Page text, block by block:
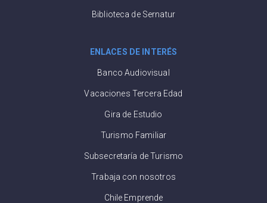
Biblioteca de Sernatur
ENLACES DE INTERÉS
Banco Audiovisual
Vacaciones Tercera Edad
Gira de Estudio
Turismo Familiar
Subsecretaría de Turismo
Trabaja con nosotros
Chile Emprende